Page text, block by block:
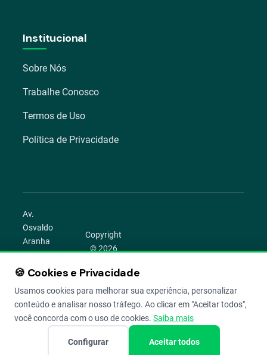
Institucional
Sobre Nós
Trabalhe Conosco
Termos de Uso
Política de Privacidade
Av.
Osvaldo
Aranha
1022 –
Bom
Porto
Alegre –
RS
Copyright
© 2026
Todos os
direitos
reservados.
🍪 Cookies e Privacidade
Usamos cookies para melhorar sua experiência, personalizar
conteúdo e analisar nosso tráfego. Ao clicar em "Aceitar todos",
você concorda com o uso de cookies. Saiba mais
Configurar Aceitar todos